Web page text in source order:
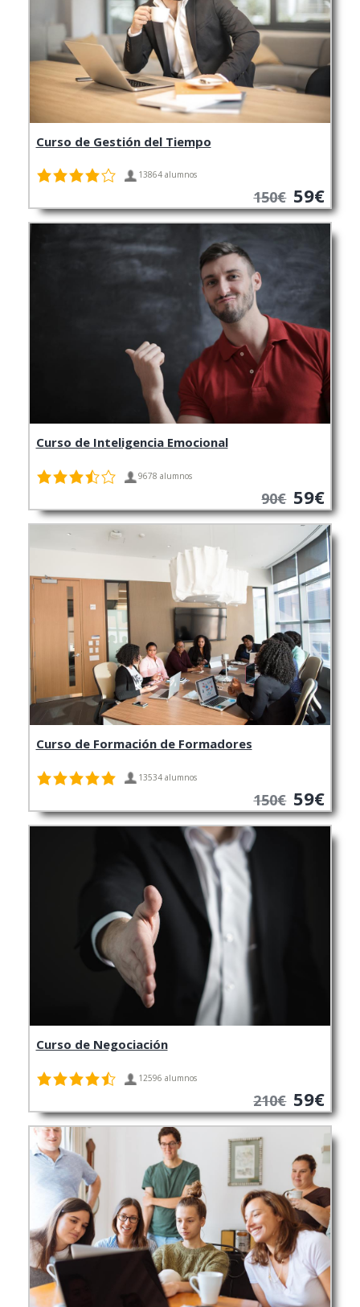
Curso de Gestión del Tiempo
13864 alumnos
150€ 59€
Curso de Inteligencia Emocional
9678 alumnos
90€ 59€
Curso de Formación de Formadores
13534 alumnos
150€ 59€
Curso de Negociación
12596 alumnos
210€ 59€